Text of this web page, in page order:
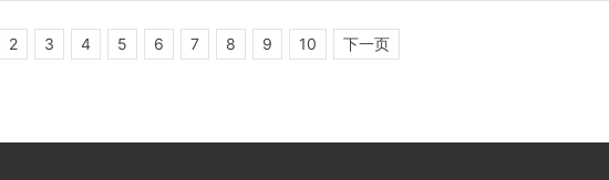
2 3 4 5 6 7 8 9 10 下一页